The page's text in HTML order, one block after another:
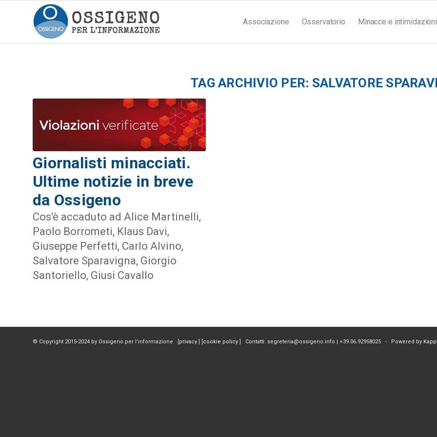
Associazione Osservatorio Minacce e intimidazioni
TAG ARCHIVIO PER: SALVATORE
Giornalisti minacciati.
Ultime notizie in breve
da Ossigeno
Cos'è accaduto ad Alice Martinelli,
Paolo Borrometi, Klaus Davi,
Giuseppe Perfetti, Carlo Alvino,
Salvatore Sparavigna, Giorgio
Santoriello, Giusi Cavallo
© Copyright 2015-2024 by Ossigeno per l'informazione [privacy ] [cookie policy ] Contatti: segreteria@ossigeno.info | +39.06.92958025 - Powered by